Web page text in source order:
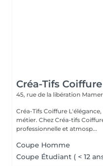
Créa-Tifs
45, rue de la libération
Créa-Tifs Coiffure L'élégance, le soin et l'humain au cur de notre
métier. Chez Créa-tifs
professionnelle et atmosp...
Coupe Homme
Coupe Étudiant ( < 12